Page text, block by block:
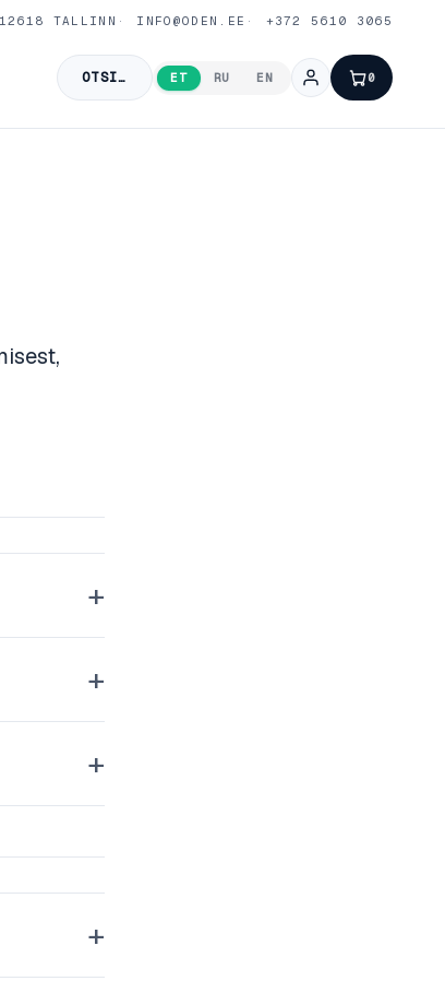
TALLINN INFO@ODEN.EE +372 5610 3065
OTSI… ET RU EN 0
+
+
+
+